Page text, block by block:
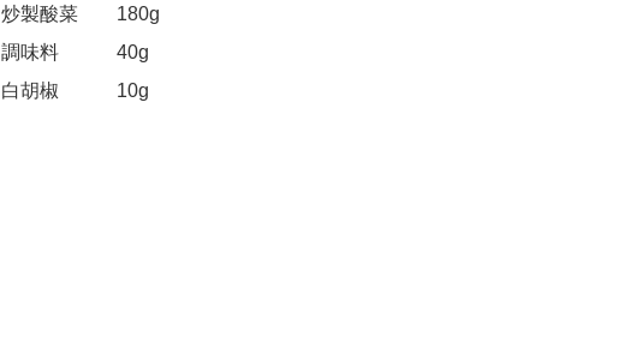
炒製酸菜        180g
調味料            40g
白胡椒            10g